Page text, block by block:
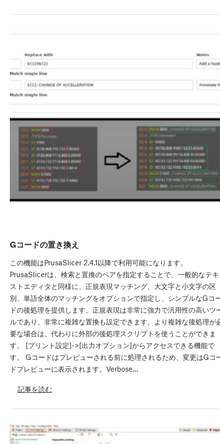
Gコードの置き換え
この機能はPrusaSlicer 2.4.1以降で利用可能になります。
PrusaSlicerは、検索と置換のペアを指定することで、一般的なテキ
ストエディタと同様に、正規表現マッチング、大文字と小文字の区
別、単語全体のマッチングをオプションで指定し、シンプルなGコ
ドの後処理を提供します。正規表現は非常に強力で汎用性の高いツ
ルであり、非常に複雑な置換も設定できます。より複雑な後処理が
要な場合は、代わりに外部の後処理スクリプトを使うことができま
す。 [プリント設定]->[出力オプション]からアクセスできる機能で
す。 Gコードはプレビューされる前に処理されるため、変更はGコ
ドプレビューに表示されます。Verbose…
記事を読む